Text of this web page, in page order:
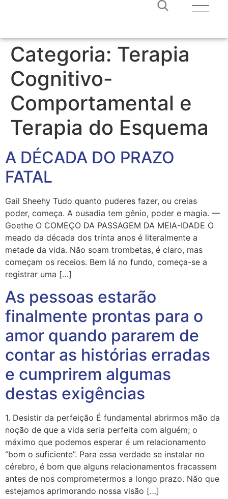
Categoria: Terapia
Cognitivo-
Comportamental e
Terapia do Esquema
A DÉCADA DO PRAZO
FATAL
Gail Sheehy Tudo quanto puderes fazer, ou creias
poder, começa. A ousadia tem gênio, poder e magia. —
Goethe O COMEÇO DA PASSAGEM DA MEIA-IDADE O
meado da década dos trinta anos é literalmente a
metade da vida. Não soam trombetas, é claro, mas
começam os receios. Bem lá no fundo, começa-se a
registrar uma […]
As pessoas estarão
finalmente prontas para o
amor quando pararem de
contar as histórias erradas
e cumprirem algumas
destas exigências
1. Desistir da perfeição É fundamental abrirmos mão da
noção de que a vida seria perfeita com alguém; o
máximo que podemos esperar é um relacionamento
“bom o suficiente”. Para essa verdade se instalar no
cérebro, é bom que alguns relacionamentos fracassem
antes de nos comprometermos a longo prazo. Não que
estejamos aprimorando nossa visão […]